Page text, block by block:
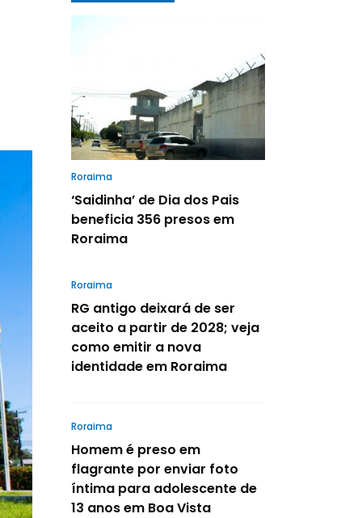
Roraima
‘Saidinha’ de Dia dos Pais
beneficia 356 presos em
Roraima
Roraima
RG antigo deixará de ser
aceito a partir de 2028; veja
como emitir a nova
identidade em Roraima
Roraima
Homem é preso em
flagrante por enviar foto
íntima para adolescente de
13 anos em Boa Vista